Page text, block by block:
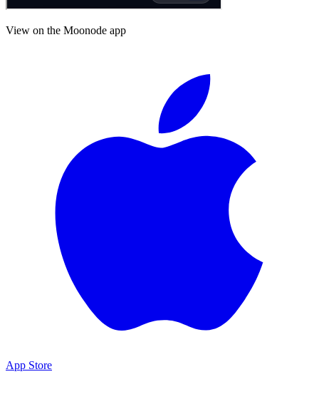
View on the Moonode app
App Store